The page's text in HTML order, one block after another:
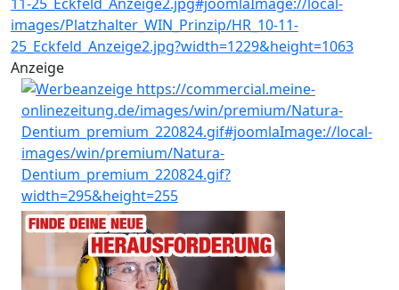
Anzeige